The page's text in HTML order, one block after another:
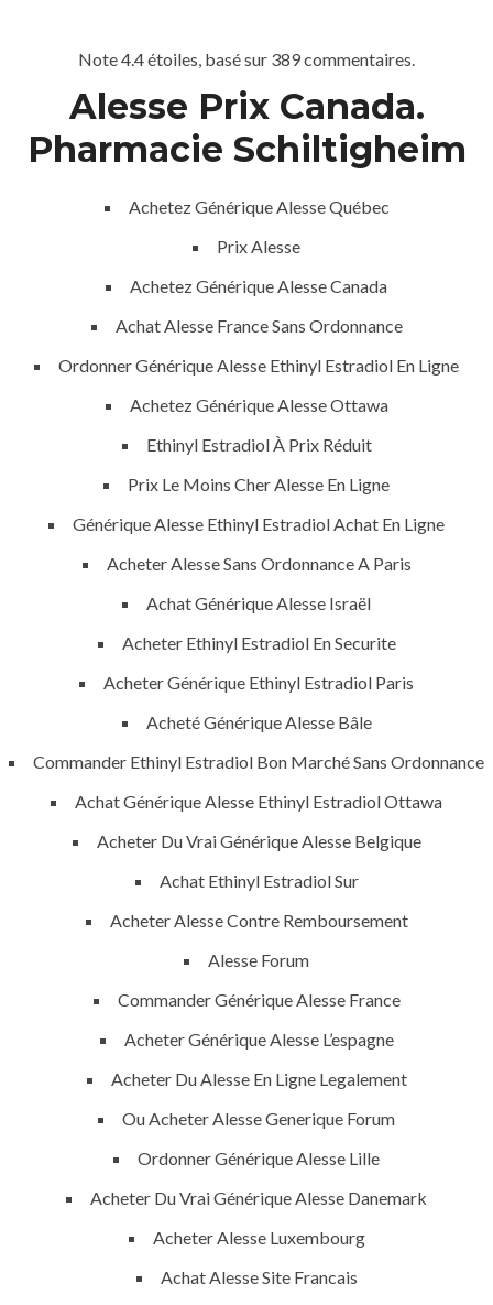
Menu
HOME UNCATEGORIZED
Acheter
Ethinyl
Estradiol
Uncategorized
comments off 429 Views
0 Likes
Note4.4étoiles, basé sur 389commentaires.
Alesse Prix Canada.
Pharmacie Schiltigheim
Achetez Générique Alesse Québec
Prix Alesse
Achetez Générique Alesse Canada
Achat Alesse France Sans Ordonnance
Ordonner Générique Alesse Ethinyl Estradiol En Ligne
Achetez Générique Alesse Ottawa
Ethinyl Estradiol À Prix Réduit
Prix Le Moins Cher Alesse En Ligne
Générique Alesse Ethinyl Estradiol Achat En Ligne
Acheter Alesse Sans Ordonnance A Paris
Achat Générique Alesse Israël
Acheter Ethinyl Estradiol En Securite
Acheter Générique Ethinyl Estradiol Paris
Acheté Générique Alesse Bâle
Commander Ethinyl Estradiol Bon Marché Sans Ordonnance
Achat Générique Alesse Ethinyl Estradiol Ottawa
Acheter Du Vrai Générique Alesse Belgique
Achat Ethinyl Estradiol Sur
Acheter Alesse Contre Remboursement
Alesse Forum
Commander Générique Alesse France
Acheter Générique Alesse L’espagne
Acheter Du Alesse En Ligne Legalement
Ou Acheter Alesse Generique Forum
Ordonner Générique Alesse Lille
Acheter Du Vrai Générique Alesse Danemark
Acheter Alesse Luxembourg
Achat Alesse Site Francais